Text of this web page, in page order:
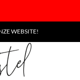
WEBSITE!